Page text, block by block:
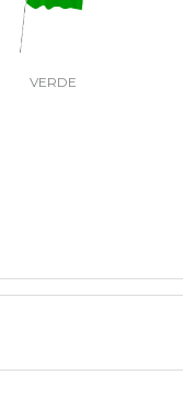
VERDE